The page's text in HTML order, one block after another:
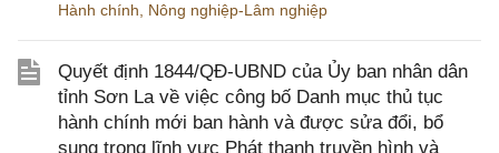
Hành chính Nông nghiệp-Lâm nghiệp
Quyết định 1844/QĐ-UBND của Ủy ban nhân dân
tỉnh Sơn La về việc công bố Danh mục thủ tục
hành chính mới ban hành và được sửa đổi, bổ
sung trong lĩnh vực Phát thanh truyền hình và